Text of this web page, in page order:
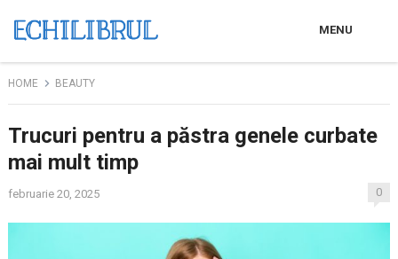
MENU
HOME BEAUTY
Trucuri pentru a păstra genele curbate
mai mult timp
februarie 20, 2025 0